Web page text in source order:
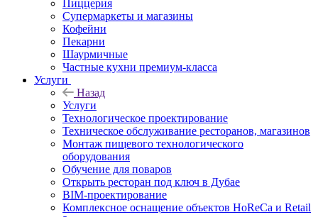
Пиццерия
Супермаркеты и магазины
Кофейни
Пекарни
Шаурмичные
Частные кухни премиум-класса
Услуги
Назад
Услуги
Технологическое проектирование
Техническое обслуживание ресторанов, магазинов
Монтаж пищевого технологического
оборудования
Обучение для поваров
Открыть ресторан под ключ в Дубае
BIM-проектирование
Комплексное оснащение объектов HoReCa и Retail